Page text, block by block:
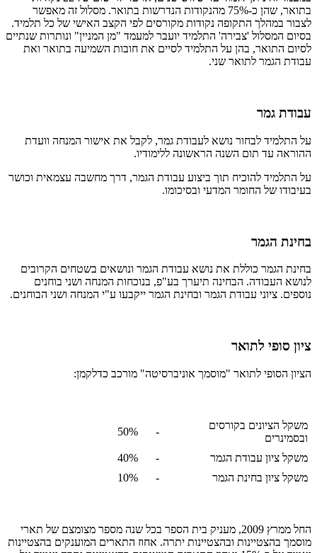
בתואר, שהן כ-75% מהנקודות הנדרשות בתואר. מסלול זה מאפשר
לצבור במהלך התקופה נקודות מקורסים לפי הקצב האישי של כל תלמיד.
בסיום המסלול 'צבירה' התלמיד יועבר למעמד "מן המניין" ונותרות שנתיים
לסיום התואר, בהן על התלמיד לסיים את חובות השמיעה בתואר ואת
עבודת הגמר לתואר שני.
עבודת גמר
על התלמיד לבחור נושא לעבודת גמר, לקבל את אישור המנחה וועדת
ההוראה עד תום השנה הראשונה ללימודיו.
על התלמיד להוכיח תוך ביצוע עבודת הגמר, דרך מחשבה עצמאית וכושר
בעיבודו של החומר המדעי ובסיכומו.
בחינת הגמר
בחינת הגמר כוללת את נושא עבודת הגמר ונושאים בשטחים הקרובים
לנושא העבודה. הבחינה תיערך בע"פ, בנוכחות המנחה ושני בוחנים
נוספים. ציוני עבודת הגמר ובחינת הגמר ייקבעו ע"י המנחה ושני הבוחנים.
ציון סופי לתואר
הציון הסופי לתואר "מוסמך אוניברסיטה" מורכב כדלקמן:
משקל הציונים בקורסים
ובסמינרים
-
50%
משקל ציון עבודת הגמר -
40%
משקל ציון בחינת הגמר
-
10%
החל ממרץ 2009, מעניק בית הספר בכל שנה מספר מצומצם של תארי
מוסמך בהצטיינות ובהצטיינות יתרה. אחוז התארים המוענקים בהצטיינות